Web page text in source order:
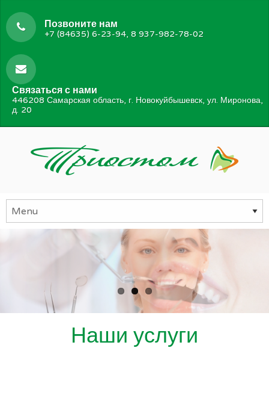
Позвоните нам
+7 (84635) 6-23-94, 8 937-982-78-02
Связаться с нами
446208 Самарская область, г. Новокуйбышевск, ул. Миронова,
д. 20
Наши услуги